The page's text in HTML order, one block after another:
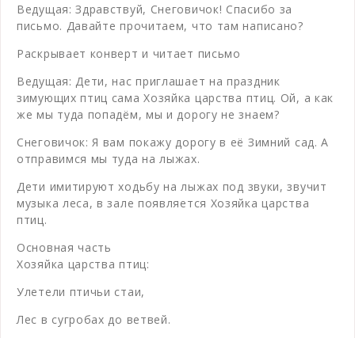
Ведущая: Здравствуй, Снеговичок! Спасибо за
письмо. Давайте прочитаем, что там написано?
Раскрывает конверт и читает письмо
Ведущая: Дети, нас приглашает на праздник
зимующих птиц сама Хозяйка царства птиц. Ой, а как
же мы туда попадём, мы и дорогу не знаем?
Снеговичок: Я вам покажу дорогу в её Зимний сад. А
отправимся мы туда на лыжах.
Дети имитируют ходьбу на лыжах под звуки, звучит
музыка леса, в зале появляется Хозяйка царства
птиц.
Основная часть
Хозяйка царства птиц:
Улетели птичьи стаи,
Лес в сугробах до ветвей.